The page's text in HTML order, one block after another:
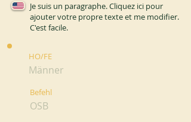
Je suis un paragraphe. Cliquez ici pour
ajouter votre propre texte et me modifier.
C'est facile.
HO/FE
Männer
Befehl
OSB